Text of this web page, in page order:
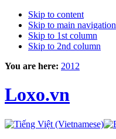
Skip to content
Skip to main navigation
Skip to 1st column
Skip to 2nd column
You are here: 2012
Loxo.vn